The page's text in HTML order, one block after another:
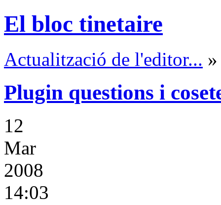
El bloc tinetaire
Actualització de l'editor... »
Plugin questions i
12
Mar
2008
14:03